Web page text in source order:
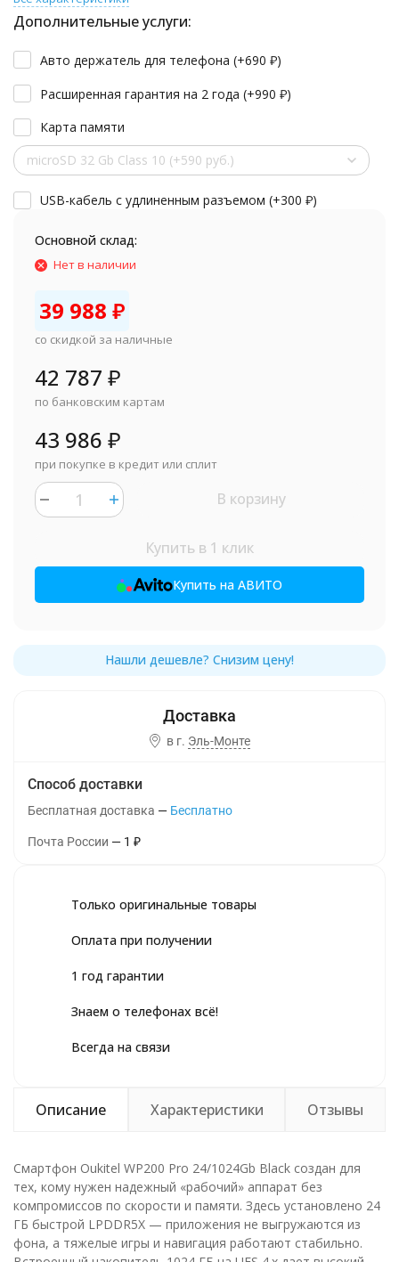
Дополнительные услуги:
Авто держатель для телефона (+690 ₽)
Расширенная гарантия на 2 года (+990 ₽)
Карта памяти
microSD 32 Gb Class 10 (+590 руб.)
USB-кабель с удлиненным разъемом (+300 ₽)
Основной склад:
Нет в наличии
39 988 ₽
со скидкой за наличные
42 787 ₽
по банковским картам
43 986 ₽
при покупке в кредит или сплит
В корзину
Купить в 1 клик
Купить на АВИТО
в г. Эль-Монте
Способ доставки
Бесплатная доставка Бесплатно
Почта России 1 ₽
Только оригинальные товары
Оплата при получении
1 год гарантии
Знаем о телефонах всё!
Всегда на связи
Описание Характеристики Отзывы
Смартфон Oukitel WP200 Pro 24/1024Gb Black создан для
тех, кому нужен надежный «рабочий» аппарат без
компромиссов по скорости и памяти. Здесь установлено 24
ГБ быстрой LPDDR5X — приложения не выгружаются из
фона, а тяжелые игры и навигация работают стабильно.